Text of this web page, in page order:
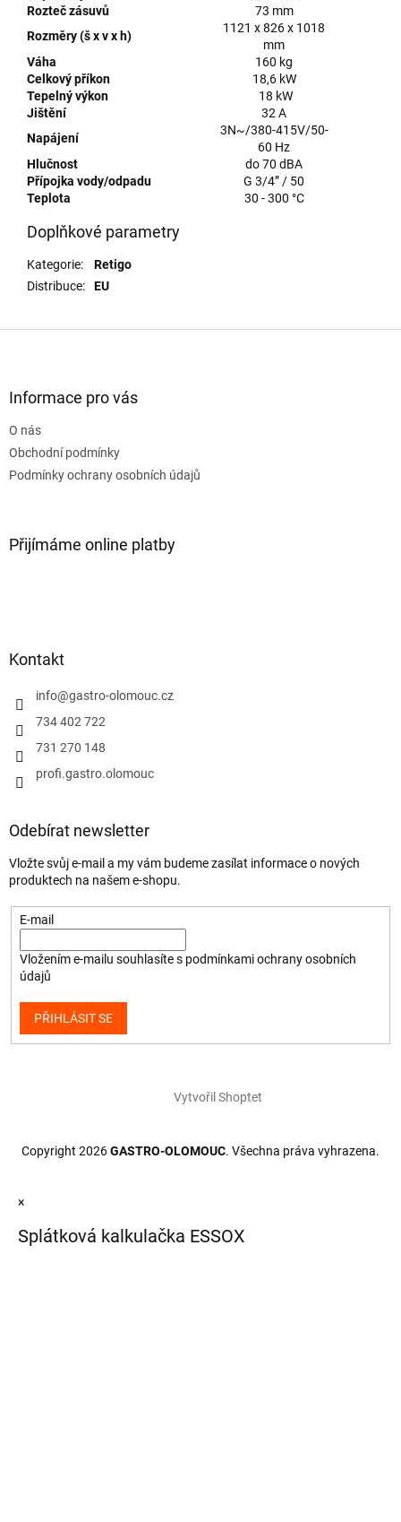
Rozteč zásuvů
73 mm
Rozměry (š x v x h)
1121 x 826 x 1018
mm
Váha
160 kg
Celkový příkon
18,6 kW
Tepelný výkon
18 kW
Jištění
32 A
Napájení
3N~/380-415V/50-
60 Hz
Hlučnost
do 70 dBA
Přípojka vody/odpadu
G 3/4” / 50
Teplota
30 - 300 °C
Doplňkové parametry
Kategorie:
Retigo
Distribuce: EU
Informace pro vás
O nás
Obchodní podmínky
Podmínky ochrany osobních údajů
Přijímáme online platby
Kontakt
info@gastro-olomouc.cz
734 402 722
731 270 148
profi.gastro.olomouc
Odebírat newsletter
Vložte svůj e-mail a my vám budeme zasílat informace o nových
produktech na našem e-shopu.
E-mail
Vložením e-mailu souhlasíte s podmínkami ochrany osobních
údajů
PŘIHLÁSIT SE
Vytvořil Shoptet
Copyright 2026GASTRO-OLOMOUC. Všechna práva vyhrazena.
×
Splátková kalkulačka ESSOX